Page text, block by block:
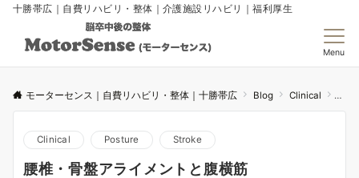
十勝帯広｜自費リハビリ・整体｜介護施設リハビリ｜福利厚生
Menu
モーターセンス｜自費リハビリ・整体｜十勝帯広 Blog Clinical 腰
Clinical Posture Stroke
腰椎・骨盤アライメントと腹横筋